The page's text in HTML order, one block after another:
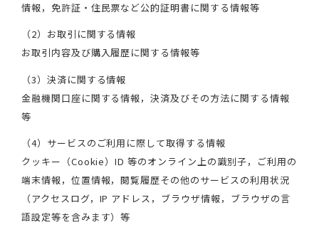
情報，免許証・住民票など公的証明書に関する情報等
（2）お取引に関する情報
お取引内容及び購入履歴に関する情報等
（3）決済に関する情報
金融機関口座に関する情報，決済及びその方法に関する情報
等
（4）サービスのご利用に際して取得する情報
クッキー（Cookie）ID 等のオンライン上の識別子，ご利用の
端末情報，位置情報，閲覧履歴その他のサービスの利用状況
（アクセスログ，IP アドレス，ブラウザ情報，ブラウザの言
語設定等を含みます）等